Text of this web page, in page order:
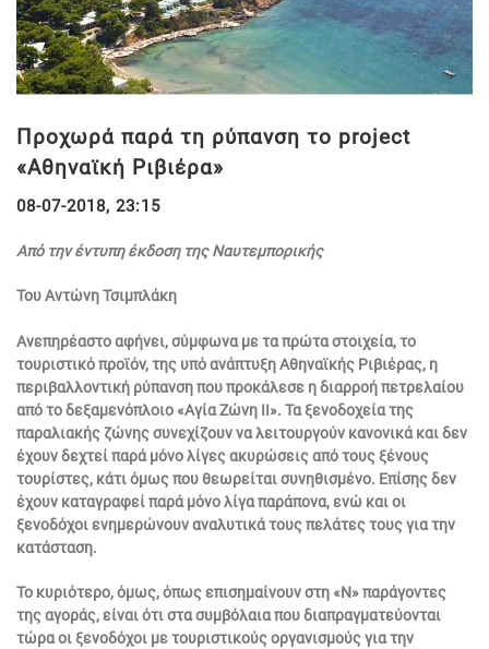
Προχωρά παρά τη ρύπανση το project
«Αθηναϊκή Ριβιέρα»
08-07-2018, 23:15
Από την έντυπη έκδοση της Ναυτεμπορικής
Του Αντώνη Τσιμπλάκη
Ανεπηρέαστο αφήνει, σύμφωνα με τα πρώτα στοιχεία, το
τουριστικό προϊόν, της υπό ανάπτυξη Αθηναϊκής Ριβιέρας, η
περιβαλλοντική ρύπανση που προκάλεσε η διαρροή πετρελαίου
από το δεξαμενόπλοιο «Αγία Ζώνη ΙΙ». Τα ξενοδοχεία της
παραλιακής ζώνης συνεχίζουν να λειτουργούν κανονικά και δεν
έχουν δεχτεί παρά μόνο λίγες ακυρώσεις από τους ξένους
τουρίστες, κάτι όμως που θεωρείται συνηθισμένο. Επίσης δεν
έχουν καταγραφεί παρά μόνο λίγα παράπονα, ενώ και οι
ξενοδόχοι ενημερώνουν αναλυτικά τους πελάτες τους για την
κατάσταση.
Το κυριότερο, όμως, όπως επισημαίνουν στη «Ν» παράγοντες
της αγοράς, είναι ότι στα συμβόλαια που διαπραγματεύονται
τώρα οι ξενοδόχοι με τουριστικούς οργανισμούς για την